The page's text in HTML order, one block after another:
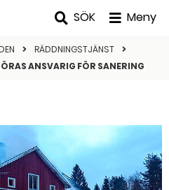
SÖK Meny
RÄDDNINGSTJÄNST
ANSVARIG FÖR SANERING